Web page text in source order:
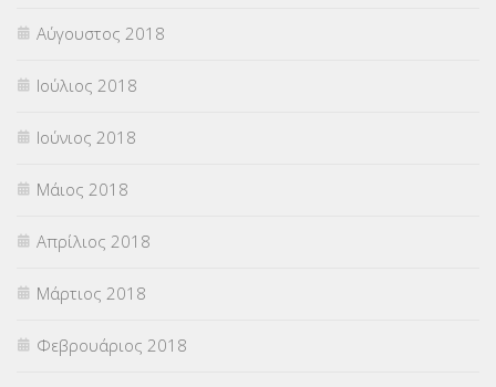
Αύγουστος 2018
Ιούλιος 2018
Ιούνιος 2018
Μάιος 2018
Απρίλιος 2018
Μάρτιος 2018
Φεβρουάριος 2018